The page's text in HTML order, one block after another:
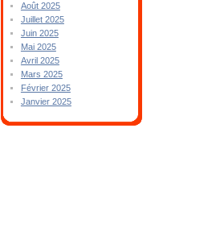
Août 2025
Juillet 2025
Juin 2025
Mai 2025
Avril 2025
Mars 2025
Février 2025
Janvier 2025